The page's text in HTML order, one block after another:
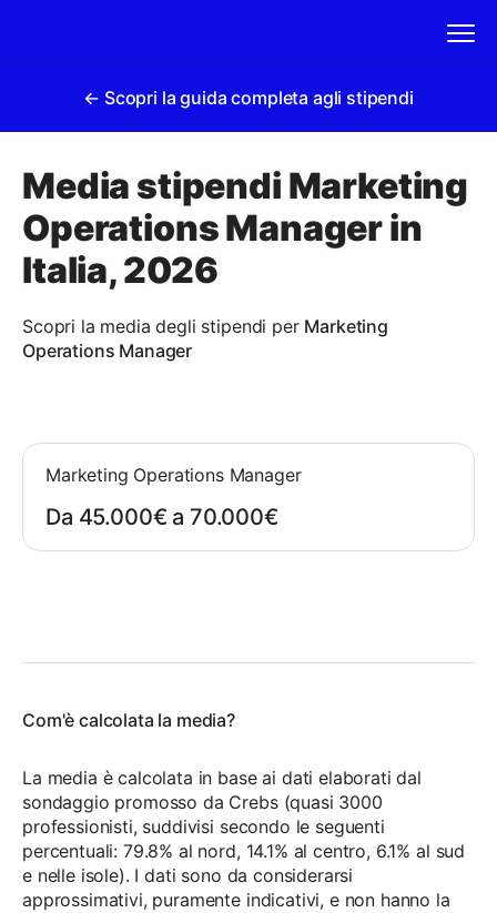
← Scopri la guida completa agli stipendi
Media stipendi Marketing
Operations Manager in
Italia, 2026
Scopri la media degli stipendi per Marketing
Operations Manager
Marketing Operations Manager
Da 45.000€ a 70.000€
Com'è calcolata la media?
La media è calcolata in base ai dati elaborati dal
sondaggio promosso da Crebs (quasi 3000
professionisti, suddivisi secondo le seguenti
percentuali: 79.8% al nord, 14.1% al centro, 6.1% al sud
e nelle isole). I dati sono da considerarsi
approssimativi, puramente indicativi, e non hanno la